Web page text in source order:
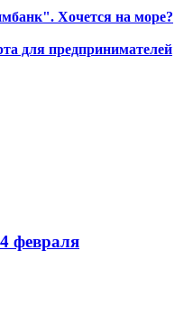
Хочется на море?
для предпринимателей
февраля